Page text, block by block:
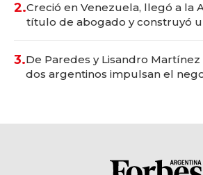
2.Creció en Venezuela, llegó a la
título de abogado y construyó
3.De Paredes y Lisandro
dos argentinos impulsan el